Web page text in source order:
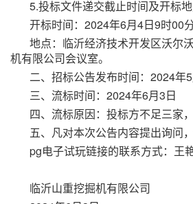
5.投标文件递交截止时间及开标地
开标时间：2024年6月4日9时00
地点：临沂经济技术开发区沃尔
机有限公司会议室。
二、招标公告发布时间：2024年
三、流标时间：2024年6月3日
四、流标原因：投标方不足三家
五、凡对本次公告内容提出询问
pg电子试玩链接的联系方式：王
临沂山重挖掘机有限公司